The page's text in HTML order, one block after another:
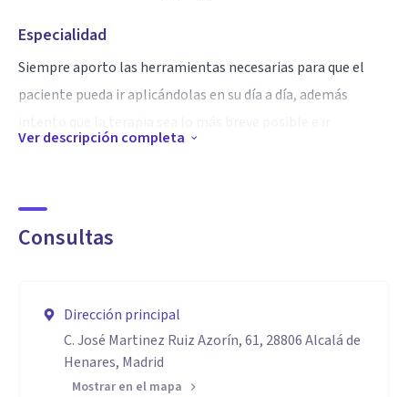
Especialidad
Siempre aporto las herramientas necesarias para que el
paciente pueda ir aplicándolas en su día a día, además
espaciando en función de que se vaya notando la mejoría.
Tengo mucha experiencia en el tratamiento de la ansiedad,
Ver descripción completa
Consultas
Dirección principal
C. José Martinez Ruiz Azorín, 61, 28806 Alcalá de
Henares, Madrid
Mostrar en el mapa